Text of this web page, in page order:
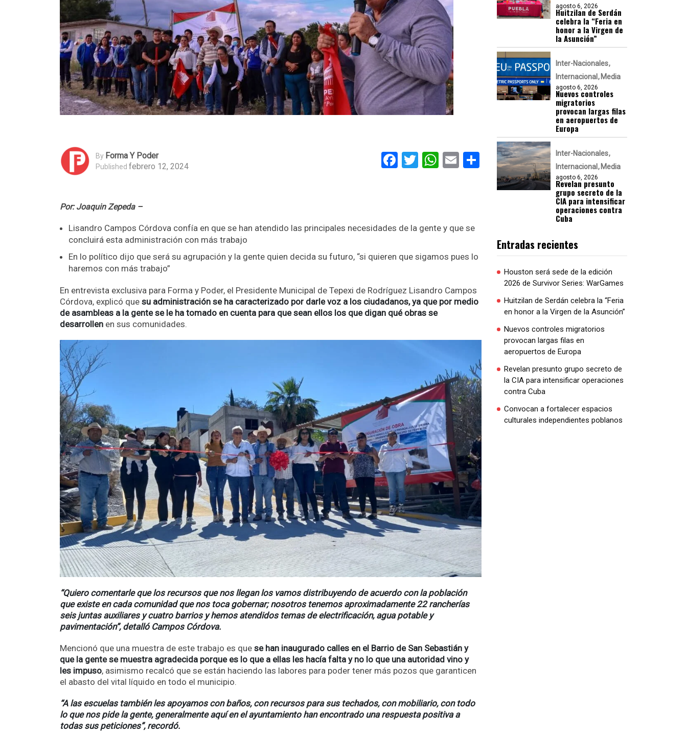
By Forma Y Poder
Published febrero 12, 2024 Facebook
Twitter
WhatsApp
EmailCompartir
Por: Joaquin Zepeda –
Lisandro Campos Córdova confía en que se han atendido las principales necesidades de la gente y que se
concluirá esta administración con más trabajo
En lo político dijo que será su agrupación y la gente quien decida su futuro, “si quieren que sigamos pues lo
haremos con más trabajo”
En entrevista exclusiva para Forma y Poder, el Presidente Municipal de Tepexi de Rodríguez Lisandro Campos
Córdova, explicó que su administración se ha caracterizado por darle voz a los ciudadanos, ya que por medio
de asambleas a la gente se le ha tomado en cuenta para que sean ellos los que digan qué obras se
desarrollen en sus comunidades.
“Quiero comentarle que los recursos que nos llegan los vamos distribuyendo de acuerdo con la población
que existe en cada comunidad que nos toca gobernar; nosotros tenemos aproximadamente 22 rancherías
seis juntas auxiliares y cuatro barrios y hemos atendidos temas de electrificación, agua potable y
pavimentación”, detalló Campos Córdova.
Mencionó que una muestra de este trabajo es que se han inaugurado calles en el Barrio de San Sebastián y
que la gente se muestra agradecida porque es lo que a ellas les hacía falta y no lo que una autoridad vino y
les impuso, asimismo recalcó que se están haciendo las labores para poder tener más pozos que garanticen
el abasto del vital líquido en todo el municipio.
“A las escuelas también les apoyamos con baños, con recursos para sus techados, con mobiliario, con todo
lo que nos pide la gente, generalmente aquí en el ayuntamiento han encontrado una respuesta positiva a
todas sus peticiones”, recordó.
agosto 6, 2026
Huitzilan de Serdán
celebra la “Feria en
honor a la Virgen de
la Asunción”
Inter-Nacionales
Internacional
Media
agosto 6, 2026
Nuevos controles
migratorios
provocan largas filas
en aeropuertos de
Europa
Inter-Nacionales
Internacional
Media
agosto 6, 2026
Revelan presunto
grupo secreto de la
CIA para intensificar
operaciones contra
Cuba
Entradas recientes
Houston será sede de la edición
2026 de Survivor Series: WarGames
Huitzilan de Serdán celebra la “Feria
en honor a la Virgen de la Asunción”
Nuevos controles migratorios
provocan largas filas en
aeropuertos de Europa
Revelan presunto grupo secreto de
la CIA para intensificar operaciones
contra Cuba
Convocan a fortalecer espacios
culturales independientes poblanos